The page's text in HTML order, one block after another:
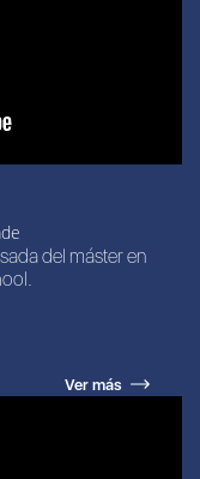
del máster en
Ver más